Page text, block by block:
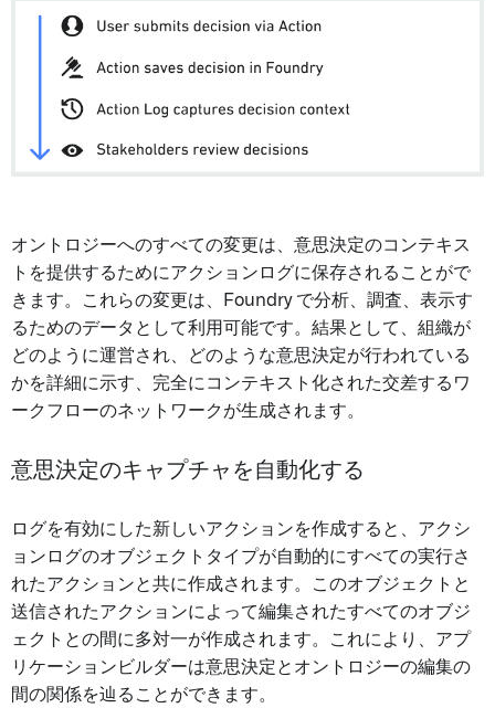
オントロジーへのすべての変更は、意思決定のコンテキス
トを提供するためにアクションログに保存されることがで
きます。これらの変更は、Foundry で分析、調査、表示す
るためのデータとして利用可能です。結果として、組織が
どのように運営され、どのような意思決定が行われている
かを詳細に示す、完全にコンテキスト化された交差するワ
ークフローのネットワークが生成されます。
意思決定のキャプチャを自動化する
ログを有効にした新しいアクションを作成すると、アクシ
ョンログのオブジェクトタイプが自動的にすべての実行さ
れたアクションと共に作成されます。このオブジェクトと
送信されたアクションによって編集されたすべてのオブジ
ェクトとの間に多対一が作成されます。これにより、アプ
リケーションビルダーは意思決定とオントロジーの編集の
間の関係を辿ることができます。